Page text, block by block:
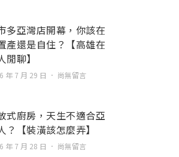
多亞灣店開幕，你該在
產還是自住？【高雄在
閒聊】
年 7 月 29 日 尚無留言
式廚房，天生不適合亞
？【裝潢該怎麼弄】
年 7 月 28 日 尚無留言